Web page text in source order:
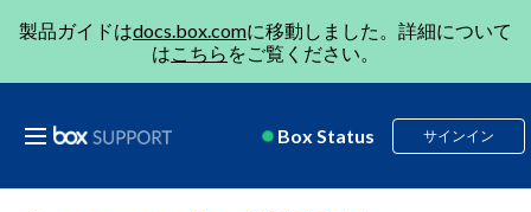
製品ガイドはdocs.box.comに移動しました。詳細について
はこちら をご覧ください。
Box Status サインイン